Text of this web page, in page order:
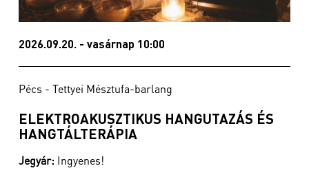
2026.09.20. - vasárnap 10:00
Pécs - Tettyei Mésztufa-barlang
ELEKTROAKUSZTIKUS HANGUTAZÁS ÉS
HANGTÁLTERÁPIA
Jegyár: Ingyenes!